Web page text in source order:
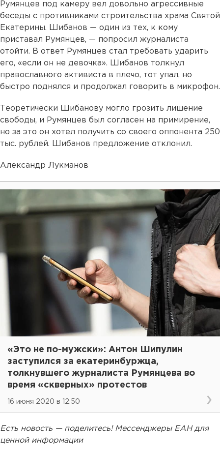
Румянцев под камеру вел довольно агрессивные
беседы с противниками строительства храма Святой
Екатерины. Шибанов — один из тех, к кому
приставал Румянцев, — попросил журналиста
отойти. В ответ Румянцев стал требовать ударить
его, «если он не девочка». Шибанов толкнул
православного активиста в плечо, тот упал, но
быстро поднялся и продолжал говорить в микрофон.
Теоретически Шибанову могло грозить лишение
свободы, и Румянцев был согласен на примирение,
но за это он хотел получить со своего оппонента 250
тыс. рублей. Шибанов предложение отклонил.
Александр Лукманов
«Это не по-мужски»: Антон Шипулин
заступился за екатеринбуржца,
толкнувшего журналиста Румянцева во
время «скверных» протестов
16 июня 2020 в 12:50
Есть новость — поделитесь! Мессенджеры ЕАН для
ценной информации